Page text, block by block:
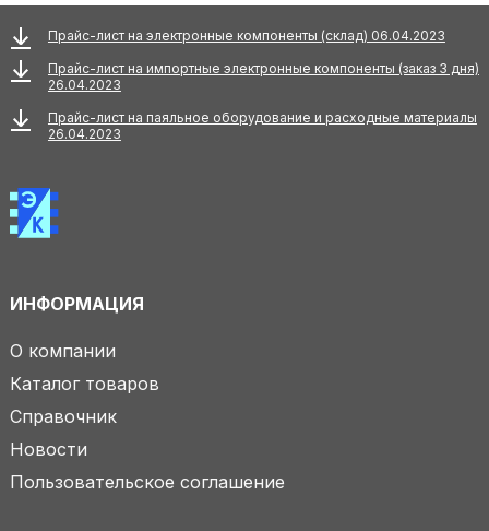
Прайс-лист на электронные компоненты (склад) 06.04.2023
Прайс-лист на импортные электронные компоненты (заказ 3 дня)
26.04.2023
Прайс-лист на паяльное оборудование и расходные материалы
26.04.2023
ИНФОРМАЦИЯ
О компании
Каталог товаров
Справочник
Новости
Пользовательское соглашение